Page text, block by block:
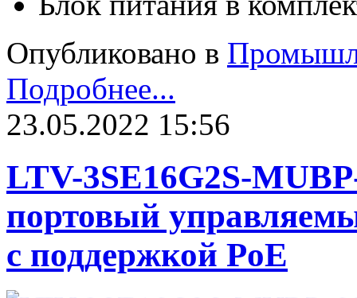
Опубликовано в
Подробнее...
23.05.2022 15:56
LTV-3SE16G2S-
портовый
с поддержкой PoE